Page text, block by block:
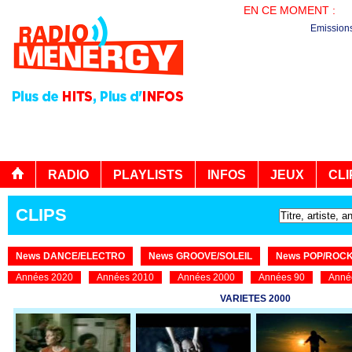
EN CE MOMENT :
RADIO PLAYLISTS INFOS JEUX
CLIPS
News DANCE/ELECTRO News GROOVE/SOLEIL
News POP/
Années 2020
Années 2010 Années 2000 Années 90
VARIETES 2000